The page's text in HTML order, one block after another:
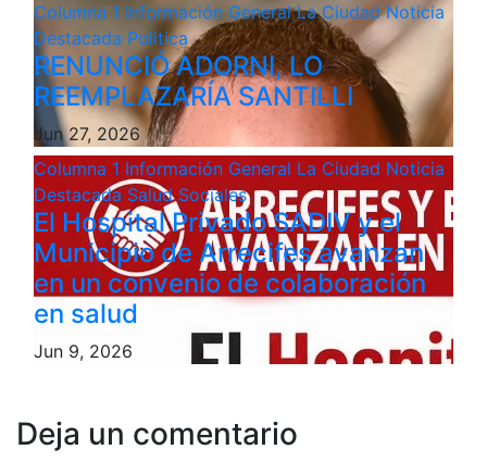
Columna 1 Información GeneralLa CiudadNoticia
Destacada Politica
RENUNCIÓ ADORNI, LO
REEMPLAZARÍA SANTILLI
Jun 27, 2026
Columna 1 Información General La Ciudad Noticia
Destacada SaludSociales
El Hospital Privado SADIV y el
Municipio de Arrecifes avanzan
en un convenio de colaboración
en salud
Jun 9, 2026
Deja un comentario